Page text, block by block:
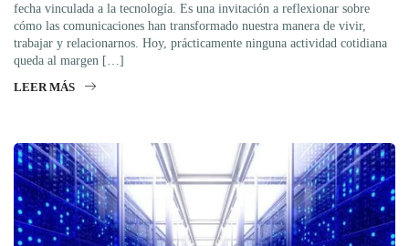
fecha vinculada a la tecnología. Es una invitación a reflexionar sobre
cómo las comunicaciones han transformado nuestra manera de vivir,
trabajar y relacionarnos. Hoy, prácticamente ninguna actividad cotidiana
queda al margen […]
LEER MÁS